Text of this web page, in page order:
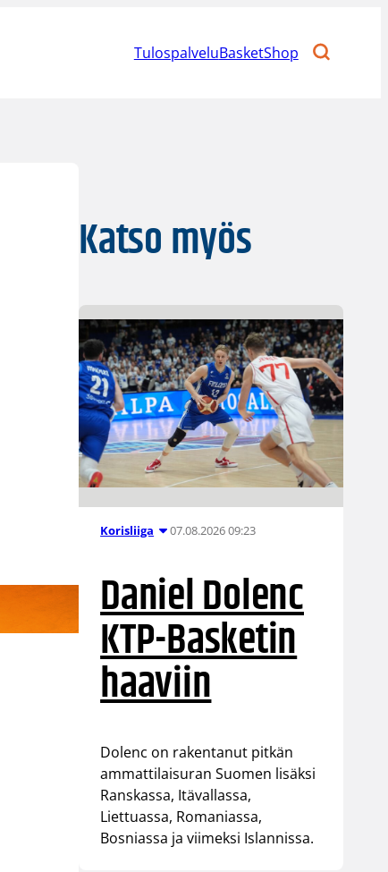
TulospalveluBasketShop
Katso myös
Korisliiga 07.08.2026 09:23
Daniel Dolenc
KTP-Basketin
haaviin
Dolenc on rakentanut pitkän
ammattilaisuran Suomen lisäksi
Ranskassa, Itävallassa,
Liettuassa, Romaniassa,
Bosniassa ja viimeksi Islannissa.